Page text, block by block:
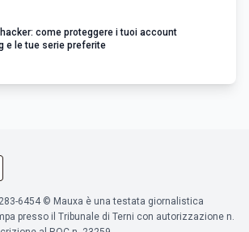
come proteggere i tuoi account
e le tue serie preferite
6454 © Mauxa è una testata giornalistica
presso il Tribunale di Terni con autorizzazione n.